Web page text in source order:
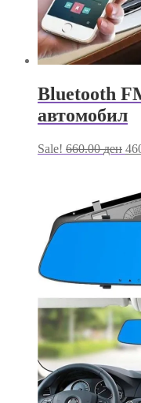
Bluetooth
автомобил
Sale! 660.00ден